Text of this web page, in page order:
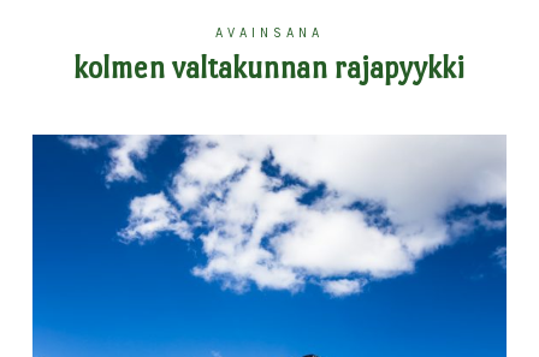
AVAINSANA
kolmen valtakunnan rajapyykki